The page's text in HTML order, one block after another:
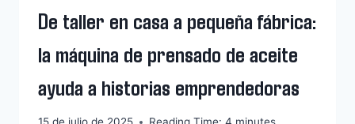
De taller en casa a pequeña fábrica:
la máquina de prensado de aceite
ayuda a historias emprendedoras